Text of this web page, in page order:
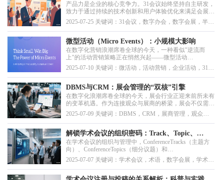
产品力是企业的核心竞争力。31会议始终坚持自主研发，
致力于通过持续的技术创新和用户体验优化来满足会展活
动需求。2025年上半年，31会议在产品创新的道路上交出
了一份亮眼的成绩单。我们以“每2周迭代1次”的敏捷开发
节奏，在AI智能化、响应式设计、用户体验优化等关键
领域实现重大突破，四大核心产品（31轻会、31大会易...
2025-07-25 关键词：31会议，数字办会，数字会展，半年
微型活动（Micro Events）：小规模大影响
在数字化营销浪潮席卷全球的今天，一种看似"逆流而
上"的活动营销策略正在悄然兴起——微型活动
（MicroEvents）。这些小规模、高精准度的线下聚会，
正在以其独特的亲密感和个性化体验，重新定义着企业与
客户之间的互动方式。
2025-07-10 关键词：微活动，活动营销，企业活动，31轻
DBMS与CRM：展会管理的“双核”引擎
在数字化浪潮席卷全球的今天，展会行业正迎来前所未有
的变革机遇。作为连接观众与展商的桥梁，展会不仅需要
高效的运营管理，还需通过数据驱动实现精准服务与商业
价值最大化。数据库管理系统（DBMS）与客户关系管理
系统（CRM）作为展会管理的两大核心工具，分别从观
众与展商的维度，为展会行业注入强劲动力。31会议展览
云凭...
2025-07-09 关键词：DBMS，CRM，展商管理，观众数
解锁学术会议的组织密码：Track、Topic、
Session的完美协作
在学术会议的组织与管理中，ConferenceTracks（主题方
向）、ConferenceTopics（细分议题）和
ConferenceSessions（会议场次）是三个不可或缺的核心元
素。它们之间的关系如同建筑的框架、砖块与房间，层层
递进，共同构建一场成功的学术盛会。以下，我们将为您
2025-07-07 关键词：学术会议，术语，数字会展，学术会